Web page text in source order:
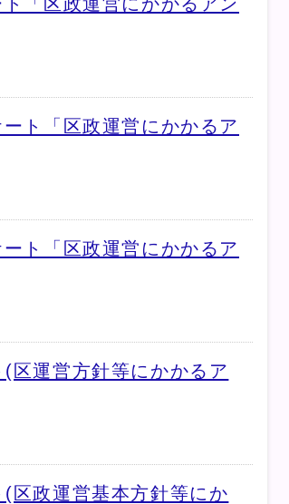
ト「区政運営にかかるア
ト「区政運営にかかるア
(区運営方針等にかかるア
(区政運営基本方針等にか